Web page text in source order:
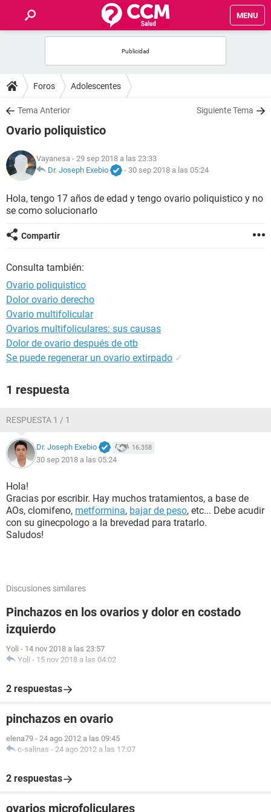
MENU
FOROS
SALUD
NUTRICIÓN
BIENESTAR
SEXUALIDAD
GLOSARIO
Foros Adolescentes
Tema Anterior Siguiente Tema
Ovario poliquistico
Vayanesa - 29 sep 2018 a las 23:33
Dr. Joseph Exebio
- 30 sep 2018 a las 05:24
Hola, tengo 17 años de edad y tengo ovario poliquistico y no
se como solucionarlo
Compartir
Consulta también:
Ovario poliquistico
Dolor ovario derecho
Ovario multifolicular
Ovarios multifoliculares: sus causas
Dolor de ovario después de otb
Se puede regenerar un ovario extirpado ✓
1 respuesta
RESPUESTA 1 / 1
Dr. Joseph Exebio 16.358
30 sep 2018 a las 05:24
Hola!
Gracias por escribir. Hay muchos tratamientos, a base de
AOs, clomifeno, metformina, bajar de peso, etc... Debe acudir
con su ginecpologo a la brevedad para tratarlo.
Saludos!
Discusiones similares
Pinchazos en los ovarios y dolor en costado
izquierdo
Yoli - 14 nov 2018 a las 23:57
Yoli - 15 nov 2018 a las 04:02
2 respuestas
pinchazos en ovario
elena79 - 24 ago 2012 a las 09:45
c-salinas - 24 ago 2012 a las 17:07
2 respuestas
ovarios microfoliculares